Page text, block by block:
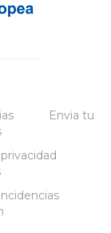
Envia tu